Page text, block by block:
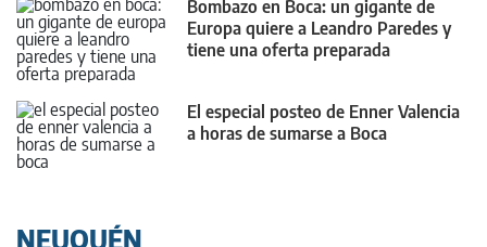
Bombazo en Boca: un gigante de
Europa quiere a Leandro Paredes y
tiene una oferta preparada
El especial posteo de Enner Valencia
a horas de sumarse a Boca
NEUQUÉN